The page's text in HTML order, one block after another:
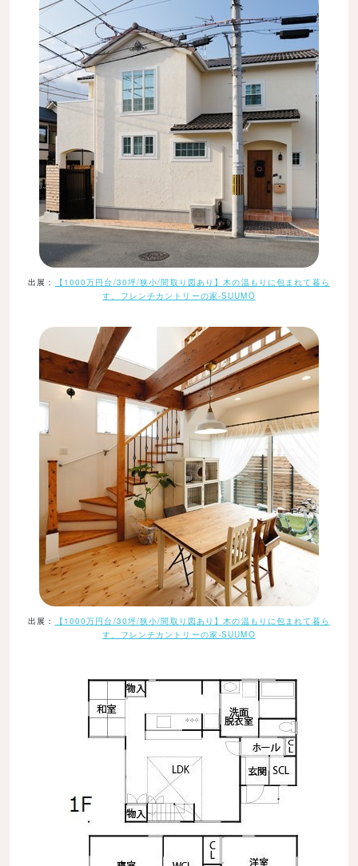
出展：
【1000万円台/30坪/狭小/間取り図あり】木の温もりに包まれて暮ら
す、フレンチカントリーの家-SUUMO
出展：
【1000万円台/30坪/狭小/間取り図あり】木の温もりに包まれて暮ら
す、フレンチカントリーの家-SUUMO